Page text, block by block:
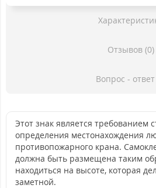
Отзывов (0)
Вопрос - ответ
Этот знак является требованием
определения местонахождения
противопожарного крана.
должна быть размещена таким
находиться на высоте, которая
заметной.